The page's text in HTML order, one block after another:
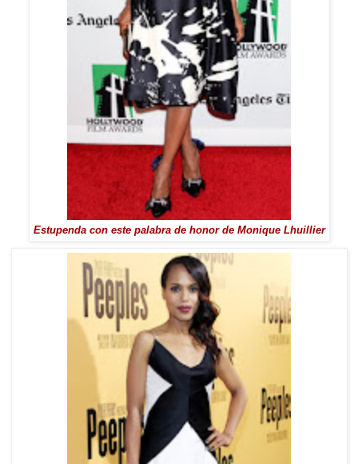
Estupenda con este palabra de honor de Monique Lhuillier